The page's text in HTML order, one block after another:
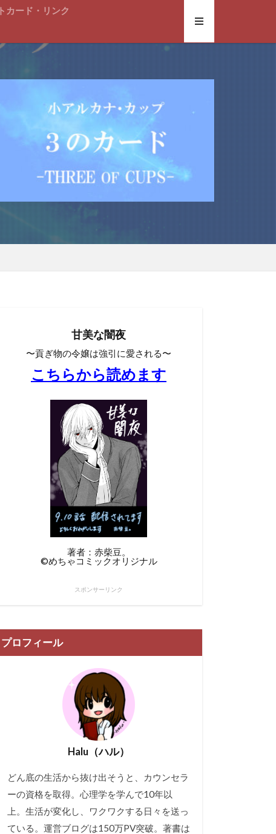
カード・リンク
甘美な闇夜
〜貢ぎ物の令嬢は強引に愛される〜
こちらから読めます
著者：赤柴豆。
©︎めちゃコミックオリジナル
スポンサーリンク
プロフィール
Halu（ハル）
どん底の生活から抜け出そうと、カウンセラ
ーの資格を取得。心理学を学んで10年以
上。生活が変化し、ワクワクする日々を送っ
ている。運営ブログは150万PV突破。著書は